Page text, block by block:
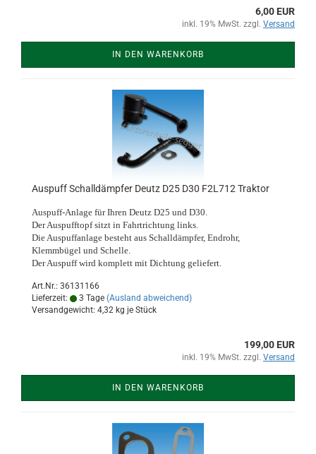
6,00 EUR
inkl. 19% MwSt. zzgl. Versand
IN DEN WARENKORB
Auspuff Schalldämpfer Deutz D25 D30 F2L712 Traktor
Auspuff-Anlage für Ihren Deutz D25 und D30.
Der Auspufftopf sitzt in Fahrtrichtung links.
Die Auspuffanlage besteht aus Schalldämpfer, Endrohr,
Klemmbügel und Schelle.
Der Auspuff wird komplett mit Dichtung geliefert.
Art.Nr.: 36131166
Lieferzeit:
3 Tage (Ausland abweichend)
Versandgewicht: 4,32 kg je Stück
199,00 EUR
inkl. 19% MwSt. zzgl. Versand
IN DEN WARENKORB